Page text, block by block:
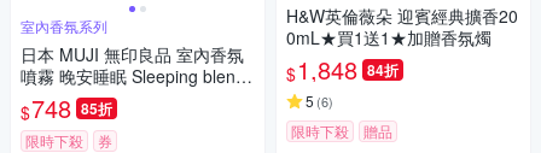
室內香氛系列
日本 MUJI 無印良品 室內香氛
噴霧 晚安睡眠 Sleeping blend
300ml
$748 85折
限時下殺 券
H&W英倫薇朵 迎賓經典擴香20
0mL★買1送1★加贈香氛燭
$1,848 84折
5 (6)
限時下殺 贈品